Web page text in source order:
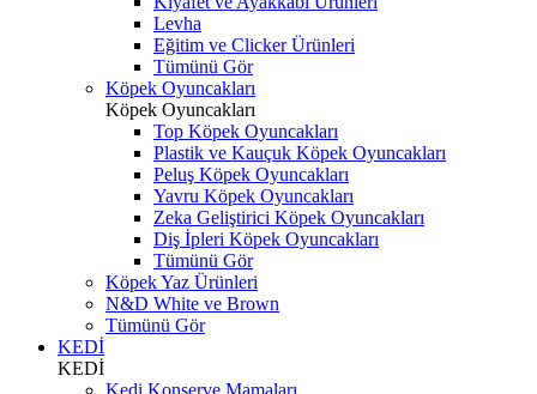
Levha
Eğitim ve Clicker Ürünleri
Tümünü Gör
Köpek Oyuncakları
Köpek Oyuncakları
Top Köpek Oyuncakları
Plastik ve Kauçuk Köpek Oyuncakları
Peluş Köpek Oyuncakları
Yavru Köpek Oyuncakları
Zeka Geliştirici Köpek Oyuncakları
Diş İpleri Köpek Oyuncakları
Tümünü Gör
Köpek Yaz Ürünleri
N&D White ve Brown
Tümünü Gör
KEDİ
KEDİ
Kedi Konserve Mamaları